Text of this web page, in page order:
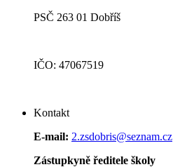
PSČ 263 01 Dobříš
IČO: 47067519
Kontakt
E-mail: 2.zsdobris@seznam.cz
Zástupkyně ředitele školy